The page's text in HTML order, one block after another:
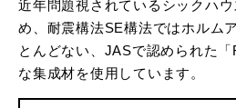
近年問題視されているシックハ
め、耐震構法SE構法ではホルム
とんどない、JASで認められ
な集成材を使用しています。